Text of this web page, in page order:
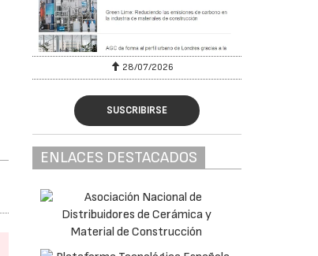
28/07/2026
SUSCRIBIRSE
ENLACES DESTACADOS